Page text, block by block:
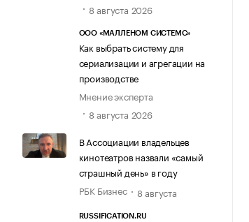
8 августа 2026
ООО «МАЛЛЕНОМ СИСТЕМС»
Как выбрать систему для
сериализации и агрегации на
производстве
Мнение эксперта
8 августа 2026
В Ассоциации владельцев
кинотеатров назвали «самый
страшный день» в году
РБК Бизнес
8 августа
RUSSIFICATION.RU